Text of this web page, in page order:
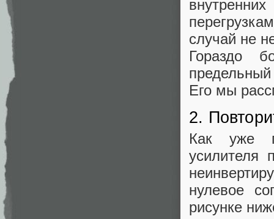
случай не
Гораздо
Его мы
2.
Как уже
усилителя
нулевое
рисунке